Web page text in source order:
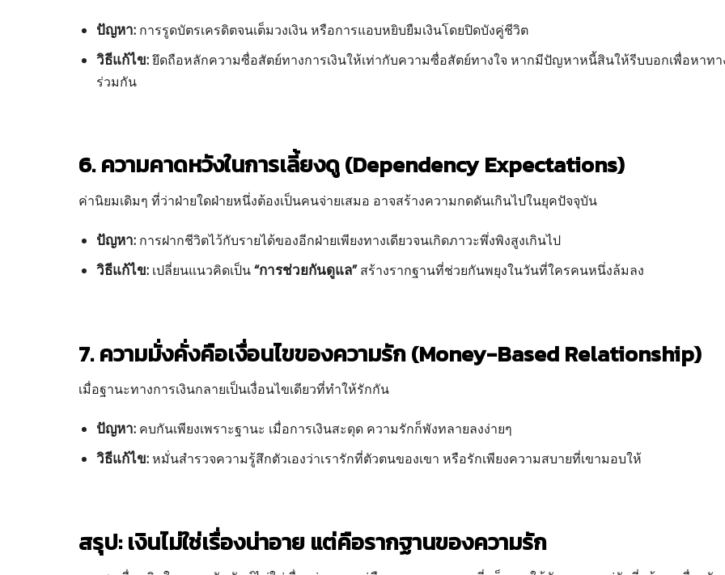
ปัญหา: การรูดบัตรเครดิตจนเต็มวงเงิน หรือการแอบหยิบยืมเงินโดยปิดบังคู่ชีวิต
วิธีแก้ไข:ยึดถือหลักความซื่อสัตย์ทางการเงินให้เท่ากับความซื่อสัตย์ทางใจ หากมีปัญหาหนี้สินให้รีบบอกเพื่อหาท
ร่วมกัน
6. ความคาดหวังในการเลี้ยงดู (Dependency Expectations)
ค่านิยมเดิมๆ ที่ว่าฝ่ายใดฝ่ายหนึ่งต้องเป็นคนจ่ายเสมอ อาจสร้างความกดดันเกินไปในยุคปัจจุบัน
ปัญหา: การฝากชีวิตไว้กับรายได้ของอีกฝ่ายเพียงทางเดียวจนเกิดภาวะพึ่งพิงสูงเกินไป
วิธีแก้ไข: เปลี่ยนแนวคิดเป็น“การช่วยกันดูแล”สร้างรากฐานที่ช่วยกันพยุงในวันที่ใครคนหนึ่งล้มลง
7. ความมั่งคั่งคือเงื่อนไขของความรัก (Money-Based Relationship)
เมื่อฐานะทางการเงินกลายเป็นเงื่อนไขเดียวที่ทำให้รักกัน
ปัญหา: คบกันเพียงเพราะฐานะ เมื่อการเงินสะดุด ความรักก็พังทลายลงง่ายๆ
วิธีแก้ไข:หมั่นสำรวจความรู้สึกตัวเองว่าเรารักที่ตัวตนของเขา หรือรักเพียงความสบายที่เขามอบให้
สรุป: เงินไม่ใช่เรื่องน่าอาย แต่คือรากฐานของความรัก